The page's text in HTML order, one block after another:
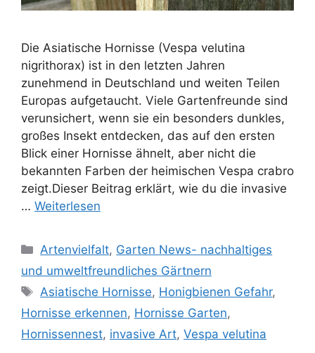
Die Asiatische Hornisse (Vespa velutina
nigrithorax) ist in den letzten Jahren
zunehmend in Deutschland und weiten Teilen
Europas aufgetaucht. Viele Gartenfreunde sind
verunsichert, wenn sie ein besonders dunkles,
großes Insekt entdecken, das auf den ersten
Blick einer Hornisse ähnelt, aber nicht die
bekannten Farben der heimischen Vespa crabro
zeigt.Dieser Beitrag erklärt, wie du die invasive
… Weiterlesen
Kategorien
Artenvielfalt, Garten News- nachhaltiges
und umweltfreundliches Gärtnern
Schlagwörter
Asiatische Hornisse, Honigbienen Gefahr,
Hornisse erkennen, Hornisse Garten,
Hornissennest, invasive Art, Vespa velutina